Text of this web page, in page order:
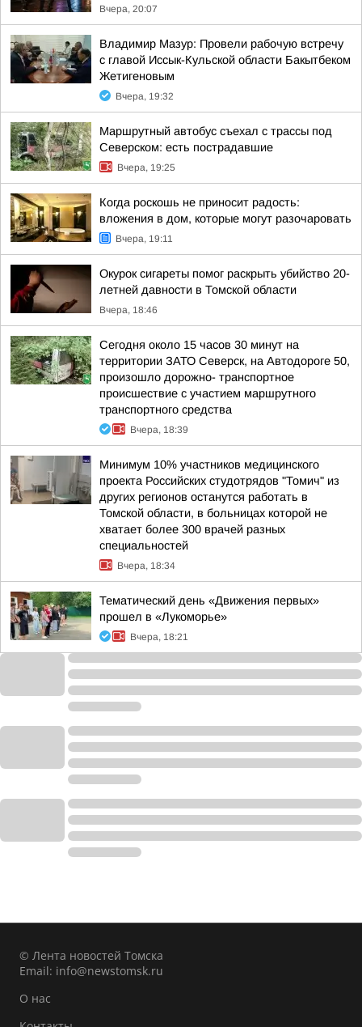
Вчера, 20:07
Владимир Мазур: Провели рабочую встречу
с главой Иссык-Кульской области Бакытбеком
Жетигеновым
Вчера, 19:32
Маршрутный автобус съехал с трассы под
Северском: есть пострадавшие
Вчера, 19:25
Когда роскошь не приносит радость:
вложения в дом, которые могут разочаровать
Вчера, 19:11
Окурок сигареты помог раскрыть убийство 20-
летней давности в Томской области
Вчера, 18:46
Сегодня около 15 часов 30 минут на
территории ЗАТО Северск, на Автодороге 50,
произошло дорожно- транспортное
происшествие с участием маршрутного
транспортного средства
Вчера, 18:39
Минимум 10% участников медицинского
проекта Российских студотрядов "Томич" из
других регионов останутся работать в
Томской области, в больницах которой не
хватает более 300 врачей разных
специальностей
Вчера, 18:34
Тематический день «Движения первых»
прошел в «Лукоморье»
Вчера, 18:21
© Лента новостей Томска
Email: info@newstomsk.ru
О нас